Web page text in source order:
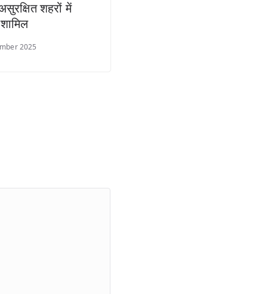
शहरों में
2025